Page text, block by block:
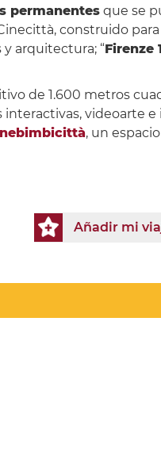
permanentesque se
construido
arquitectura; “Firenze
de 1.600 metros
videoarte e
, un
Añadir mi